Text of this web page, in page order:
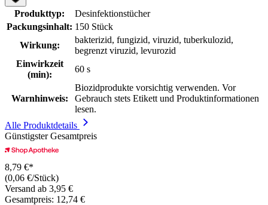
Produkttyp:
Desinfektionstücher
Packungsinhalt: 150 Stück
Wirkung:
bakterizid, fungizid, viruzid, tuberkulozid,
begrenzt viruzid, levurozid
Einwirkzeit
(min):
60 s
Warnhinweis:
Biozidprodukte vorsichtig verwenden. Vor
Gebrauch stets Etikett und Produktinformationen
lesen.
Alle Produktdetails
Günstigster Gesamtpreis
8,79 €*
(0,06 €/Stück)
Versand ab 3,95 €
Gesamtpreis: 12,74 €